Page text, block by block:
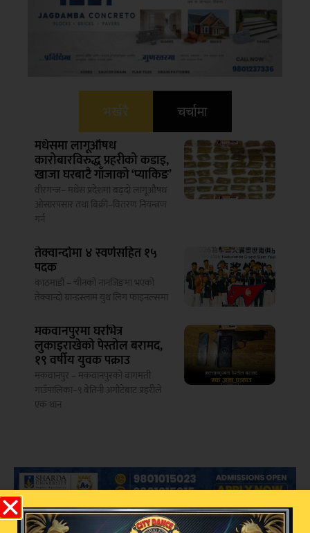
भर्खरै चर्चामा
मधेसमा लागूऔषध
कारोबारविरुद्ध प्रहरीको कडाइ,
खाजा घरबाटै गाँजाको ‘प्याकिङ’
वीरगन्ज– मधेस प्रदेशमा बढ्दो लागूऔषध
ओसारपसार तथा बिक्री–वितरण नियन्त्रण
गर्न
तेक्वान्दोमा ४ स्वर्णसहित १५
पदक
काठमाडौं – चीनको नानजिङमा भएको
तेक्वान्दो ग्रान्डस्लाम युथ लिग फाइनल्समा
मकवानपुरमा घरभित्र
लुकाइराखेको पेस्तोल बरामद,
१९ वर्षीय युवक पक्राउ
मकवानपुर – मकवानपुरको बागमती
गाउँपालिका–९ बेतिनी अगौटेबाट प्रहरीले
एक थान